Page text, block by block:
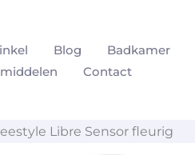
Blog Badkamer
Contact
Libre Sensor fleurig